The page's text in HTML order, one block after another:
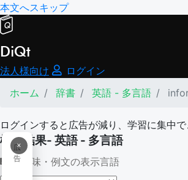
本文へスキップ
DiQt
法人様向け
ログイン
ホーム
辞書 英語 - 多言語
ログインすると広告が減り、学習に集中で
×
広
告
検索結果- 英語 - 多言語
意味・例文の表示言語